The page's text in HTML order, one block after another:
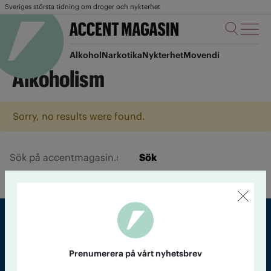
Sveriges största tidning om droger och nykterhet
AlkoholNarkotikaNykterhetMovendi
Alkoholism
Sorry, no results were found.
Sök
Prenumerera på vårt nyhetsbrev